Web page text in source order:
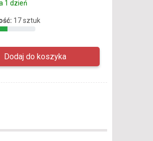
1 dzień
17 sztuk